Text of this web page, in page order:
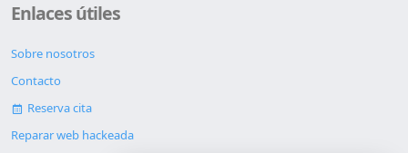
Enlaces útiles
Sobre nosotros
Contacto
Reserva cita
Reparar web hackeada